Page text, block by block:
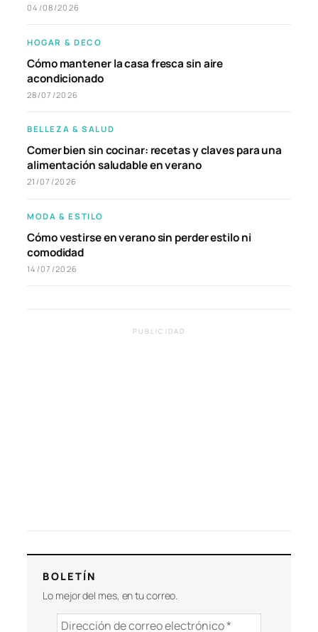
04/08/2026
HOGAR & DECO
Cómo mantener la casa fresca sin aire
acondicionado
28/07/2026
BELLEZA & SALUD
Comer bien sin cocinar: recetas y claves para una
alimentación saludable en verano
21/07/2026
MODA & ESTILO
Cómo vestirse en verano sin perder estilo ni
comodidad
14/07/2026
PUBLICIDAD
BOLETÍN
Lo mejor del mes, en tu correo.